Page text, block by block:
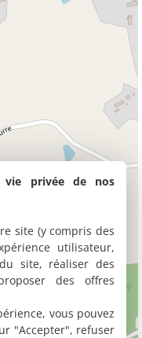
vie privée de nos
site (y compris des
utilisateur,
site, réaliser des
des offres
vous pouvez
"Accepter", refuser